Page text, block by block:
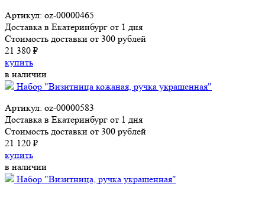
Артикул: oz-00000465
Доставка в Екатеринбург от 1 дня
Стоимость доставки от 300 рублей
21 380 ₽
купить
в наличии
Набор "Визитница кожаная, ручка украшенная"
Артикул: oz-00000583
Доставка в Екатеринбург от 1 дня
Стоимость доставки от 300 рублей
21 120 ₽
купить
в наличии
Набор "Визитница, ручка украшенная"